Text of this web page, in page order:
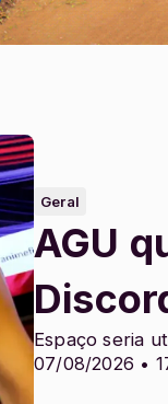
Geral
07/08/2026 •
AGU
Espaço seria